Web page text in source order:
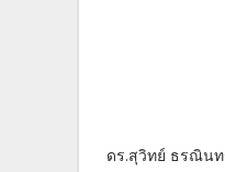
ดร.สุวิทย์ ธรณิน